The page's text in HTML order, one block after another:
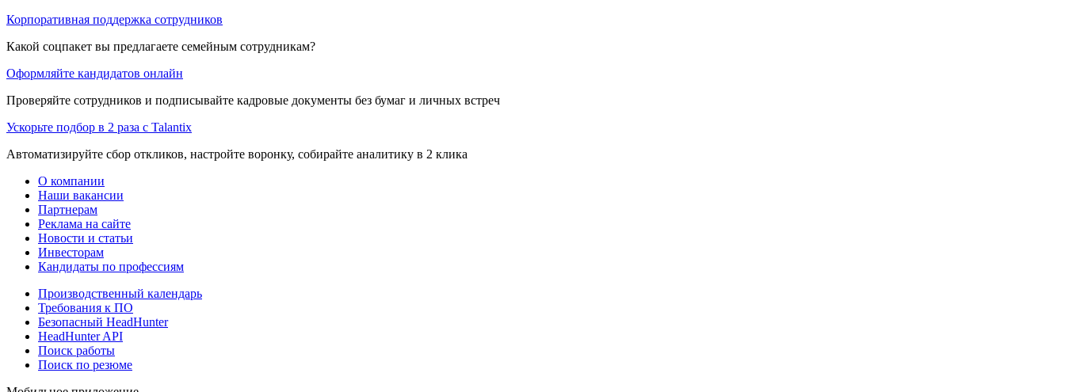
Корпоративная поддержка сотрудников
Какой соцпакет вы предлагаете семейным сотрудникам?
Оформляйте кандидатов онлайн
Проверяйте сотрудников и подписывайте кадровые документы без бумаг и личных встреч
Ускорьте подбор в 2 раза с Talantix
Автоматизируйте сбор откликов, настройте воронку, собирайте аналитику в 2 клика
О компании
Наши вакансии
Партнерам
Реклама на сайте
Новости и статьи
Инвесторам
Кандидаты по профессиям
Производственный календарь
Требования к ПО
Безопасный HeadHunter
HeadHunter API
Поиск работы
Поиск по резюме